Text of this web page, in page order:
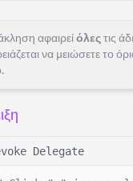
αφαιρείόλεςτις
να μειώσετε το
Delegate